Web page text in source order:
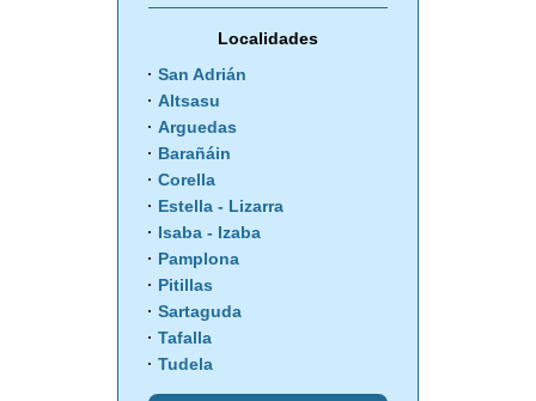
Localidades
San Adrián
Altsasu
Arguedas
Barañáin
Corella
Estella - Lizarra
Isaba - Izaba
Pamplona
Pitillas
Sartaguda
Tafalla
Tudela